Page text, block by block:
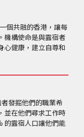
個共融的香港，讓每
機構使命是與露宿者
心健康，建立自尊和
發掘他們的職業希
並在他們尋求工作時
的露宿人口讓他們能